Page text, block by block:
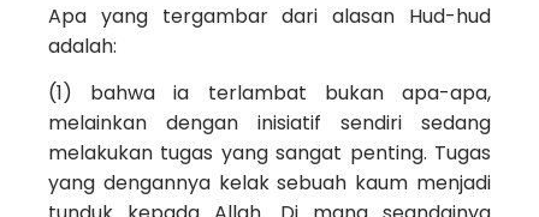
Apa yang tergambar dari alasan Hud-hud
adalah:
(1) bahwa ia terlambat bukan apa-apa,
melainkan dengan inisiatif sendiri sedang
melakukan tugas yang sangat penting. Tugas
yang dengannya kelak sebuah kaum menjadi